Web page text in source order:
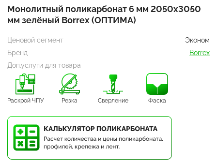
Монолитный поликарбонат 6 мм 2050х3050
мм зелёный Borrex (ОПТИМА)
Ценовой сегмент
Эконом
Бренд
Borrex
Доп.услуги для товара
Раскрой ЧПУ Резка Сверление Фаска